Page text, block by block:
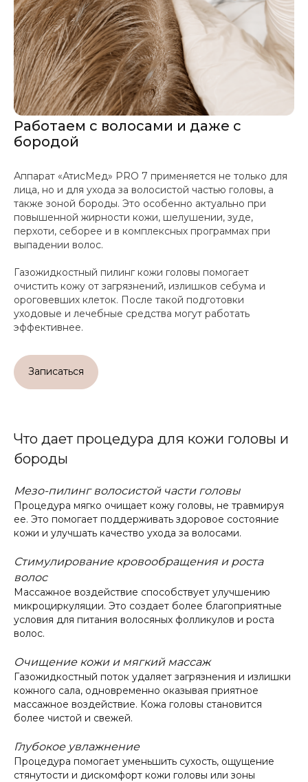
Работаем с волосами и даже с
бородой
Аппарат «АтисМед» PRO 7 применяется не только для
лица, но и для ухода за волосистой частью головы, а
также зоной бороды. Это особенно актуально при
повышенной жирности кожи, шелушении, зуде,
перхоти, себорее и в комплексных программах при
выпадении волос.
Газожидкостный пилинг кожи головы помогает
очистить кожу от загрязнений, излишков себума и
ороговевших клеток. После такой подготовки
уходовые и лечебные средства могут работать
эффективнее.
Записаться
Что дает процедура для кожи головы и
бороды
Мезо-пилинг волосистой части головы
Процедура мягко очищает кожу головы, не травмируя
ее. Это помогает поддерживать здоровое состояние
кожи и улучшать качество ухода за волосами.
Стимулирование кровообращения и роста
волос
Массажное воздействие способствует улучшению
микроциркуляции. Это создает более благоприятные
условия для питания волосяных фолликулов и роста
волос.
Очищение кожи и мягкий массаж
Газожидкостный поток удаляет загрязнения и излишки
кожного сала, одновременно оказывая приятное
массажное воздействие. Кожа головы становится
более чистой и свежей.
Глубокое увлажнение
Процедура помогает уменьшить сухость, ощущение
стянутости и дискомфорт кожи головы или зоны